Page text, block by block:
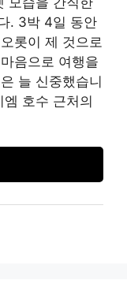
. 3박 4일 동안
롯이 제 것으로
음으로 여행을
늘 신중했습니
호수 근처의